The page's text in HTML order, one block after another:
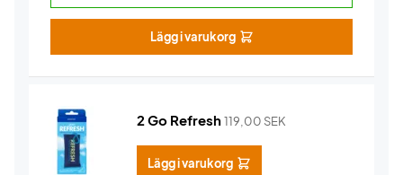
Lägg i varukorg
2 Go Refresh119,00 SEK
Lägg i varukorg